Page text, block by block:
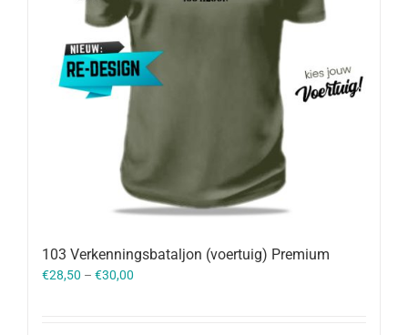
103 Verkenningsbataljon (voertuig) Premium
€28,50 – €30,00